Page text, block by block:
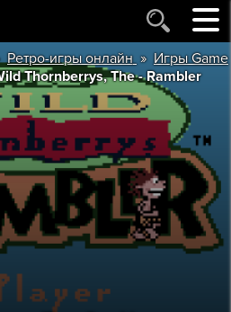
Ретро-игры онлайн » Игры Game
Thornberrys, The - Rambler